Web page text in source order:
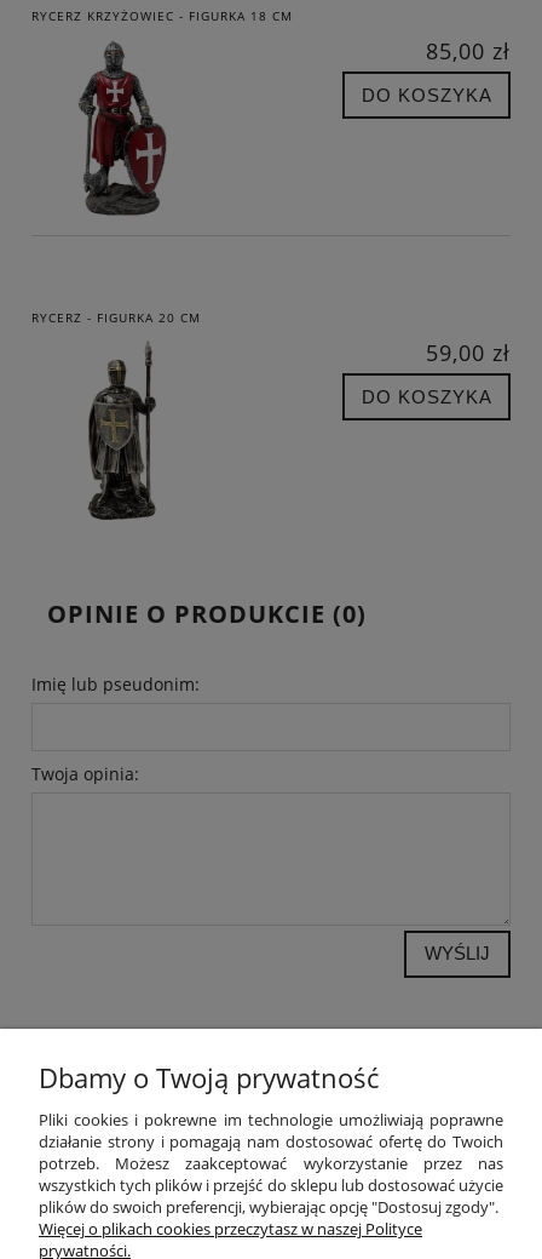
RYCERZ KRZYŻOWIEC - FIGURKA 18 CM
85,00 zł
DO KOSZYKA
RYCERZ - FIGURKA 20 CM
59,00 zł
DO KOSZYKA
OPINIE O PRODUKCIE (0)
Imię lub pseudonim:
Twoja opinia:
WYŚLIJ
POMOC
MOJE KONTO
PŁATNOŚCI I DOSTAWA
Dbamy o Twoją prywatność
Pliki cookies i pokrewne im technologie umożliwiają poprawne
działanie strony i pomagają nam dostosować ofertę do Twoich
potrzeb. Możesz zaakceptować wykorzystanie przez nas
wszystkich tych plików i przejść do sklepu lub dostosować użycie
plików do swoich preferencji, wybierając opcję "Dostosuj zgody".
Więcej o plikach cookies przeczytasz w naszej Polityce
prywatności.